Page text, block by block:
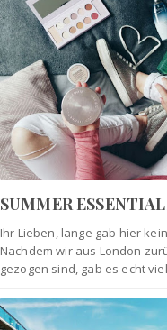
SUMMER
Ihr Lieben, lange gab hier
Nachdem wir aus London
gezogen sind, gab es echt